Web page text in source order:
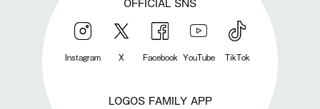
Instagram X Facebook YouTube TikTok
LOGOS FAMILY APP